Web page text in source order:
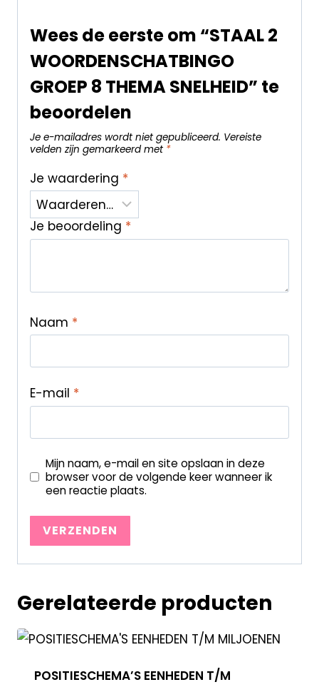
Wees de eerste om “STAAL 2
WOORDENSCHATBINGO
GROEP 8 THEMA SNELHEID” te
beoordelen
Je e-mailadres wordt niet gepubliceerd. Vereiste
velden zijn gemarkeerd met *
Je waardering *
Je beoordeling *
Naam *
E-mail *
Mijn naam, e-mail en site opslaan in deze
browser voor de volgende keer wanneer ik
een reactie plaats.
Gerelateerde producten
POSITIESCHEMA’S EENHEDEN T/M